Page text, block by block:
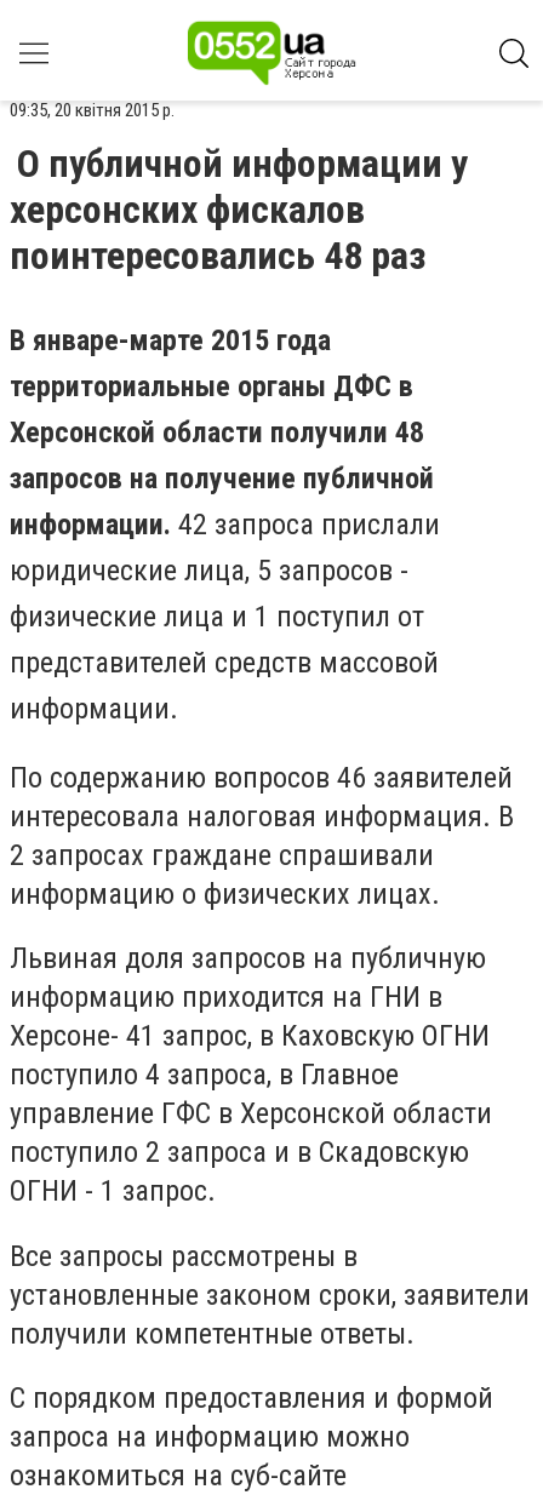
09:35, 20 квітня 2015 р.
О публичной информации у
херсонских фискалов
поинтересовались 48 раз
В январе-марте 2015 года
территориальные органы ДФС в
Херсонской области получили 48
запросов на получение публичной
информации. 42 запроса прислали
юридические лица, 5 запросов -
физические лица и 1 поступил от
представителей средств массовой
информации.
По содержанию вопросов 46 заявителей
интересовала налоговая информация. В
2 запросах граждане спрашивали
информацию о физических лицах.
Львиная доля запросов на публичную
информацию приходится на ГНИ в
Херсоне- 41 запрос, в Каховскую ОГНИ
поступило 4 запроса, в Главное
управление ГФС в Херсонской области
поступило 2 запроса и в Скадовскую
ОГНИ - 1 запрос.
Все запросы рассмотрены в
установленные законом сроки, заявители
получили компетентные ответы.
С порядком предоставления и формой
запроса на информацию можно
ознакомиться на суб-сайте